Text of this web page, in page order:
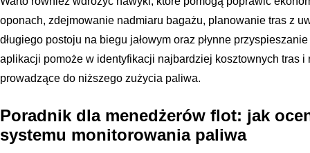
oponach, zdejmowanie nadmiaru bagażu, planowanie tras z
długiego postoju na biegu jałowym oraz płynne
aplikacji pomoże w identyfikacji najbardziej kosztownych tras
prowadzące do niższego zużycia paliwa.
Poradnik dla menedżerów flot: jak
systemu monitorowania paliwa